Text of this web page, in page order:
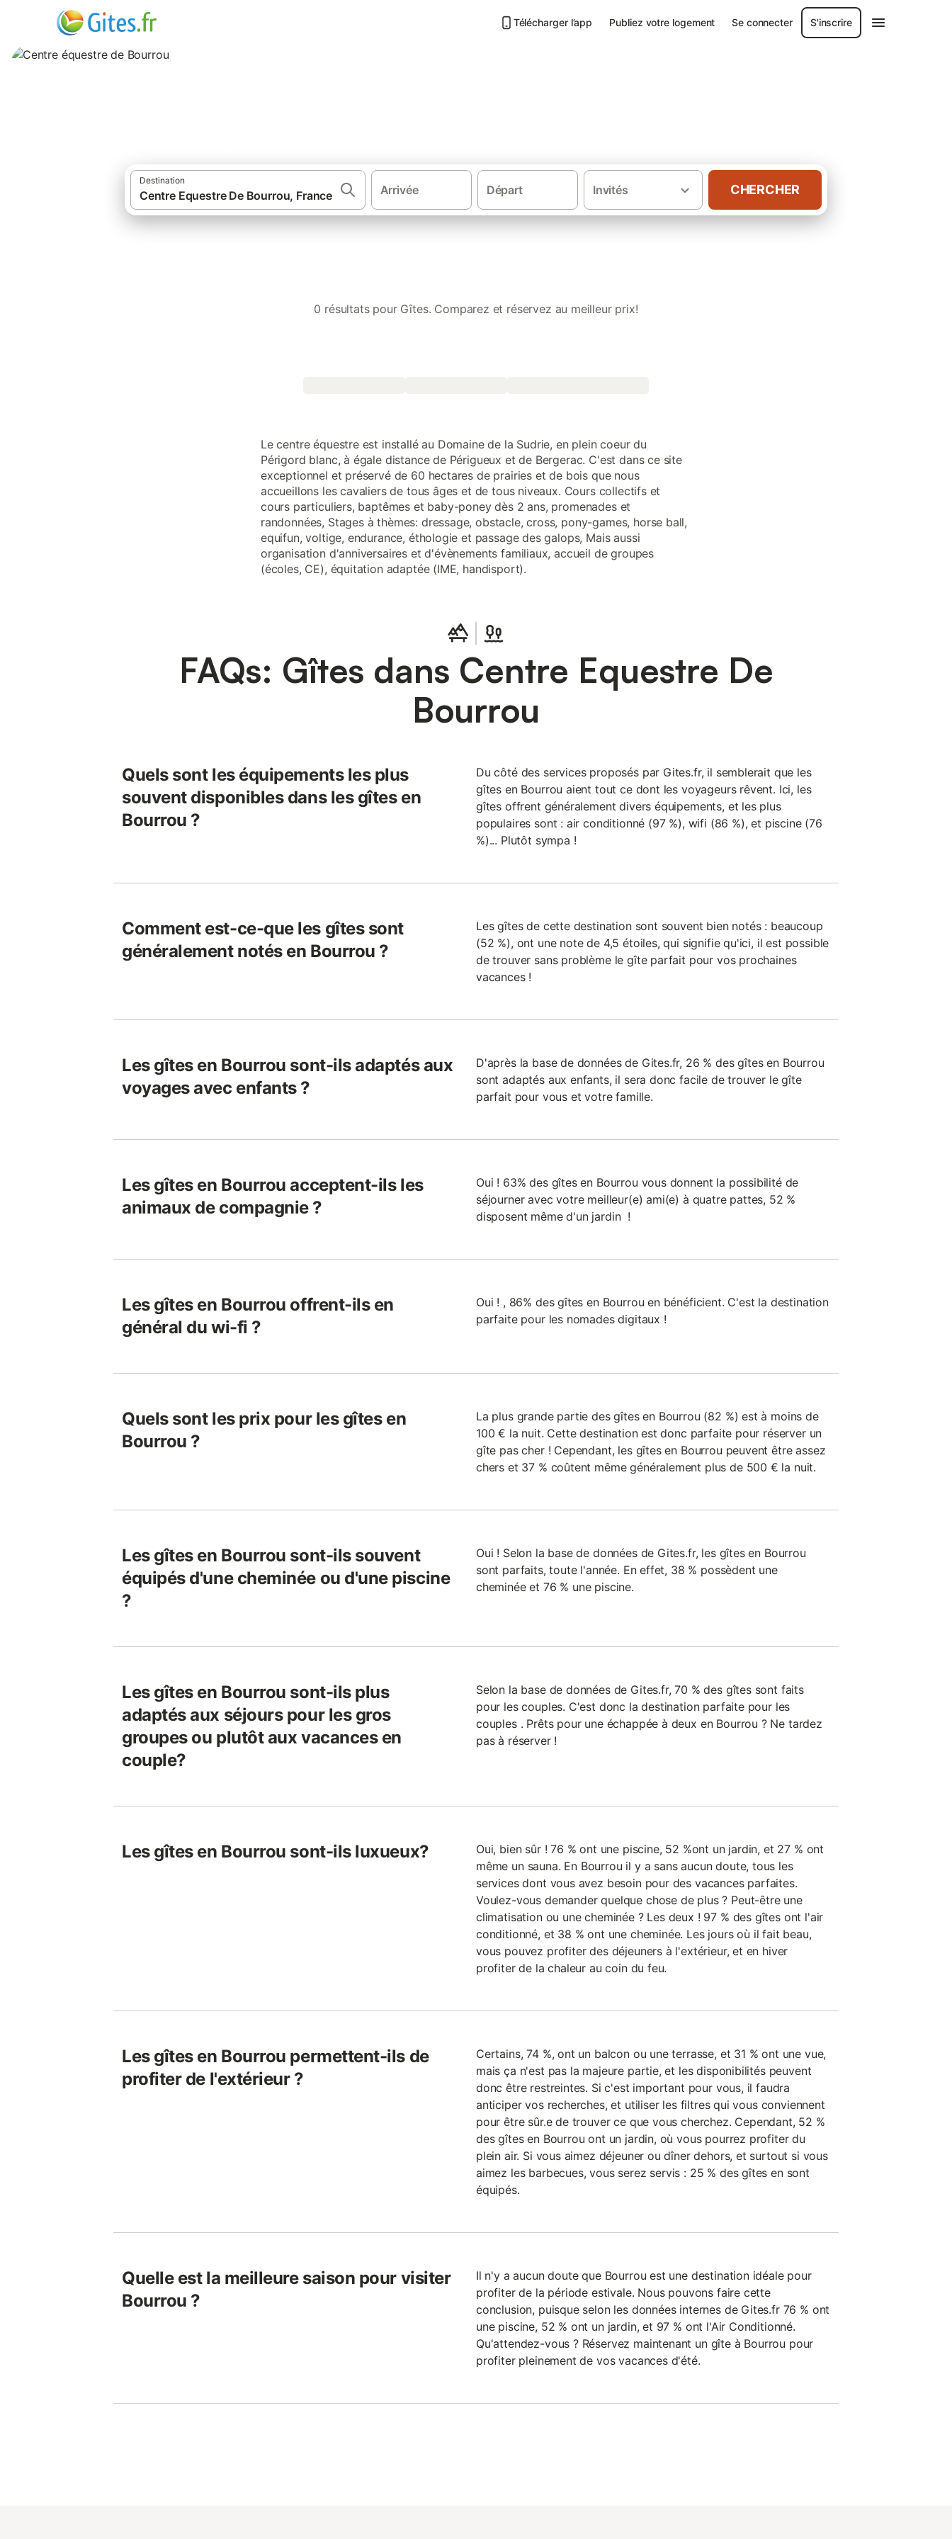
Télécharger l’app Publiez votre logement Se connecter S'inscrire
Destination
Arrivée Départ Invités CHERCHER
0 résultats pour Gîtes. Comparez et réservez au meilleur prix!
Le centre équestre est installé au Domaine de la Sudrie, en plein coeur du
Périgord blanc, à égale distance de Périgueux et de Bergerac. C'est dans ce site
exceptionnel et préservé de 60 hectares de prairies et de bois que nous
accueillons les cavaliers de tous âges et de tous niveaux. Cours collectifs et
cours particuliers, baptêmes et baby-poney dès 2 ans, promenades et
randonnées, Stages à thèmes: dressage, obstacle, cross, pony-games, horse ball,
equifun, voltige, endurance, éthologie et passage des galops, Mais aussi
organisation d'anniversaires et d'évènements familiaux, accueil de groupes
(écoles, CE), équitation adaptée (IME, handisport).
FAQs: Gîtes dans Centre Equestre De
Bourrou
Quels sont les équipements les plus
souvent disponibles dans les gîtes en
Bourrou ?
Du côté des services proposés par Gites.fr, il semblerait que les
gîtes en Bourrou aient tout ce dont les voyageurs rêvent. Ici, les
gîtes offrent généralement divers équipements, et les plus
populaires sont : air conditionné (97 %), wifi (86 %), et piscine (76
%)... Plutôt sympa !
Comment est-ce-que les gîtes sont
généralement notés en Bourrou ?
Les gîtes de cette destination sont souvent bien notés : beaucoup
(52 %), ont une note de 4,5 étoiles, qui signifie qu'ici, il est possible
de trouver sans problème le gîte parfait pour vos prochaines
vacances !
Les gîtes en Bourrou sont-ils adaptés aux
voyages avec enfants ?
D'après la base de données de Gites.fr, 26 % des gîtes en Bourrou
sont adaptés aux enfants, il sera donc facile de trouver le gîte
parfait pour vous et votre famille.
Les gîtes en Bourrou acceptent-ils les
animaux de compagnie ?
Oui ! 63% des gîtes en Bourrou vous donnent la possibilité de
séjourner avec votre meilleur(e) ami(e) à quatre pattes, 52 %
disposent même d'un jardin !
Les gîtes en Bourrou offrent-ils en
général du wi-fi ?
Oui ! , 86% des gîtes en Bourrou en bénéficient. C'est la destination
parfaite pour les nomades digitaux !
Quels sont les prix pour les gîtes en
Bourrou ?
La plus grande partie des gîtes en Bourrou (82 %) est à moins de
100 € la nuit. Cette destination est donc parfaite pour réserver un
gîte pas cher ! Cependant, les gîtes en Bourrou peuvent être assez
chers et 37 % coûtent même généralement plus de 500 € la nuit.
Les gîtes en Bourrou sont-ils souvent
équipés d'une cheminée ou d'une piscine
?
Oui ! Selon la base de données de Gites.fr, les gîtes en Bourrou
sont parfaits, toute l'année. En effet, 38 % possèdent une
cheminée et 76 % une piscine.
Les gîtes en Bourrou sont-ils plus
adaptés aux séjours pour les gros
groupes ou plutôt aux vacances en
couple?
Selon la base de données de Gites.fr, 70 % des gîtes sont faits
pour les couples. C'est donc la destination parfaite pour les
couples . Prêts pour une échappée à deux en Bourrou ? Ne tardez
pas à réserver !
Les gîtes en Bourrou sont-ils luxueux?
Oui, bien sûr ! 76 % ont une piscine, 52 %ont un jardin, et 27 % ont
même un sauna. En Bourrou il y a sans aucun doute, tous les
services dont vous avez besoin pour des vacances parfaites.
Voulez-vous demander quelque chose de plus ? Peut-être une
climatisation ou une cheminée ? Les deux ! 97 % des gîtes ont l'air
conditionné, et 38 % ont une cheminée. Les jours où il fait beau,
vous pouvez profiter des déjeuners à l'extérieur, et en hiver
profiter de la chaleur au coin du feu.
Les gîtes en Bourrou permettent-ils de
profiter de l'extérieur ?
Certains, 74 %, ont un balcon ou une terrasse, et 31 % ont une vue,
mais ça n'est pas la majeure partie, et les disponibilités peuvent
donc être restreintes. Si c'est important pour vous, il faudra
anticiper vos recherches, et utiliser les filtres qui vous conviennent
pour être sûr.e de trouver ce que vous cherchez. Cependant, 52 %
des gîtes en Bourrou ont un jardin, où vous pourrez profiter du
plein air. Si vous aimez déjeuner ou dîner dehors, et surtout si vous
aimez les barbecues, vous serez servis : 25 % des gîtes en sont
équipés.
Quelle est la meilleure saison pour visiter
Bourrou ?
Il n'y a aucun doute que Bourrou est une destination idéale pour
profiter de la période estivale. Nous pouvons faire cette
conclusion, puisque selon les données internes de Gites.fr 76 % ont
une piscine, 52 % ont un jardin, et 97 % ont l'Air Conditionné.
Qu'attendez-vous ? Réservez maintenant un gîte à Bourrou pour
profiter pleinement de vos vacances d'été.